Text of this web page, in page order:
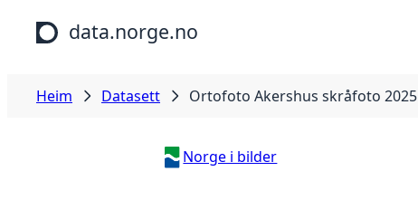
Hopp til hovudinnhald
data.norge.no
Heim Datasett Ortofoto Akershus skråfoto 2025
Norge i bilder